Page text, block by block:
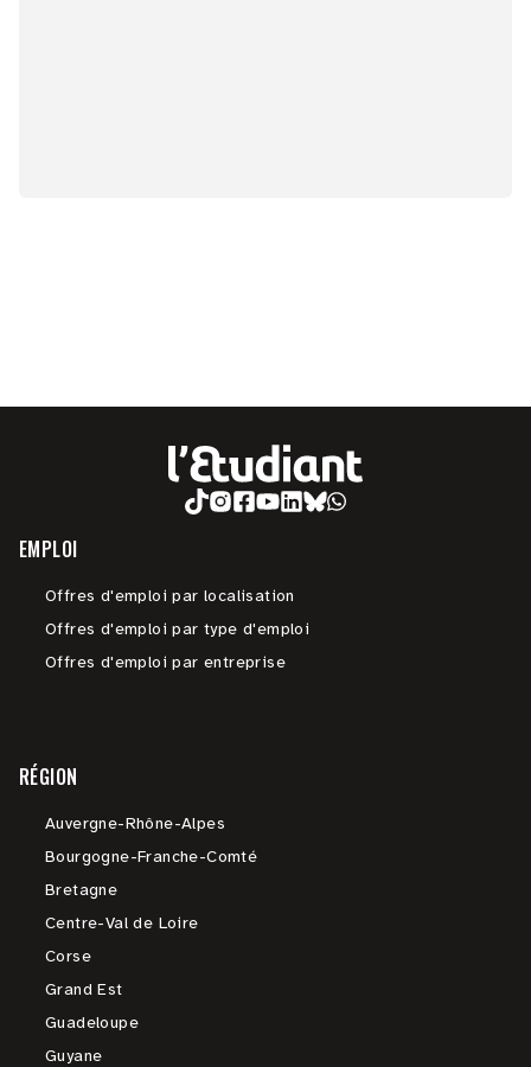
EMPLOI
Offres d'emploi par localisation
Offres d'emploi par type d'emploi
Offres d'emploi par entreprise
RÉGION
Auvergne-Rhône-Alpes
Bourgogne-Franche-Comté
Bretagne
Centre-Val de Loire
Corse
Grand Est
Guadeloupe
Guyane